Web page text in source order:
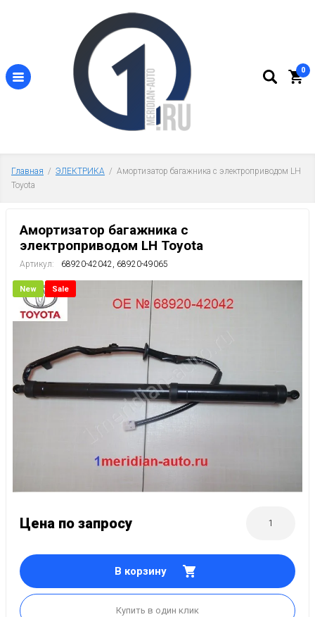
0
Главная
  /
ЭЛЕКТРИКА
  /  Амортизатор багажника с электроприводом LH
Toyota
Амортизатор багажника с
электроприводом LH Toyota
Артикул: 68920-42042, 68920-49065
New Sale
Цена по запросу
В корзину
Купить в один клик